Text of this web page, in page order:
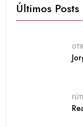
Últimos Posts